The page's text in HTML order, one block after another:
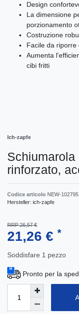
Design
La dimensione
porzionamento
Costruzione
Facile da
Aumenta
cibi fritti
Ich-zapfe
rinforzato,
Codice articolo NEW-102795
Hersteller: ich-zapfe
RRP 26,57 €
21,26 € *
Soddisfare 1 pezzo
Pronto per la